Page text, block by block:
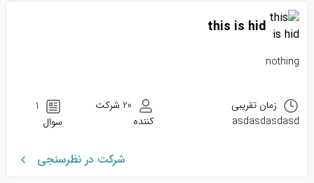
this is hid
nothing
زمان تقریبی
asdasdasdasd
20 شرکت
کننده
1
سوال
شرکت در نظرسنجی